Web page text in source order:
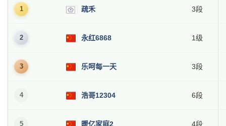
1 疏禾 3段
2 永红6868 1级
3 乐呵每一天 3段
4 浩哥12304 6段
5 暖亿家庭2 4段